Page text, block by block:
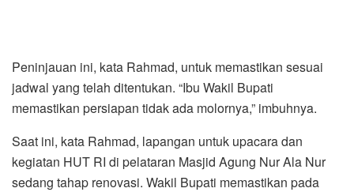
Peninjauan ini, kata Rahmad, untuk memastikan sesuai
jadwal yang telah ditentukan. “Ibu Wakil Bupati
memastikan persiapan tidak ada molornya,” imbuhnya.
Saat ini, kata Rahmad, lapangan untuk upacara dan
kegiatan HUT RI di pelataran Masjid Agung Nur Ala Nur
sedang tahap renovasi. Wakil Bupati memastikan pada